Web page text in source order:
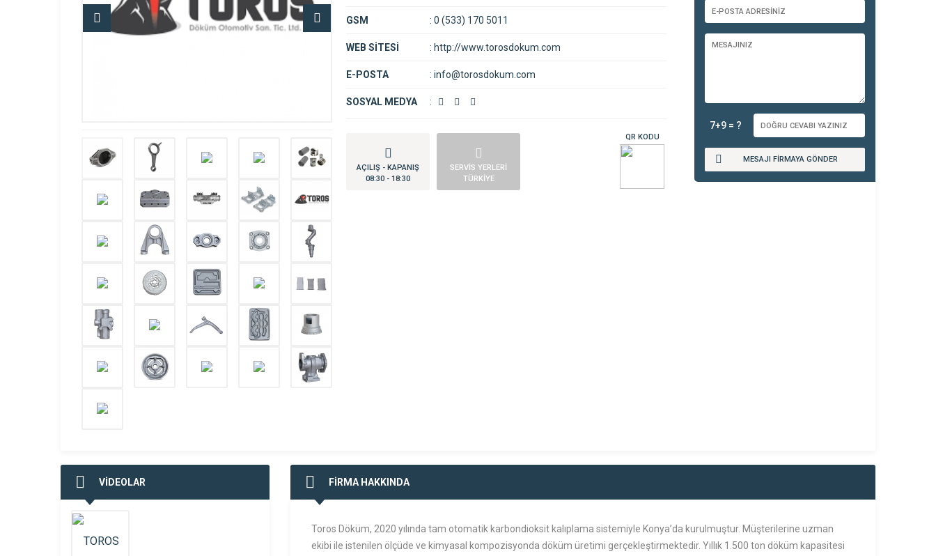
GSM : 0 (533) 170 5011
WEB SİTESİ : http://www.torosdokum.com
E-POSTA : info@torosdokum.com
SOSYAL MEDYA :
AÇILIŞ - KAPANIŞ
08:30 - 18:30
SERVİS YERLERİ
TÜRKİYE
QR KODU
7+9 = ?
MESAJI FİRMAYA GÖNDER
VİDEOLAR FİRMA HAKKINDA
Toros Döküm, 2020 yılında tam otomatik karbondioksit kalıplama sistemiyle Konya’da kurulmuştur. Müşterilerine uzman
ekibi ile istenilen ölçüde ve kimyasal kompozisyonda döküm üretimi gerçekleştirmektedir. Yıllık 1.500 ton döküm kapasitesi